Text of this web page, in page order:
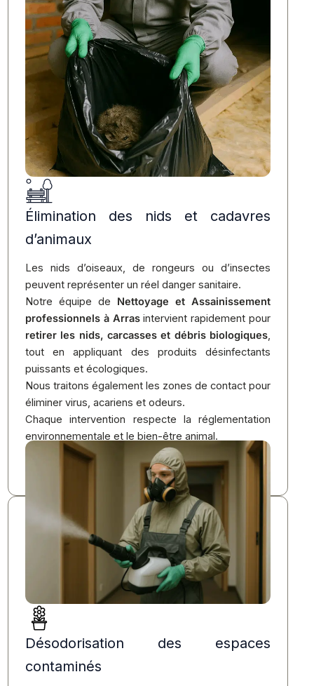
Élimination des nids et cadavres
d’animaux
Les nids d’oiseaux, de rongeurs ou d’insectes
peuvent représenter un réel danger sanitaire.
Notre équipe de Nettoyage et Assainissement
professionnels à Arrasintervient rapidement pour
retirer les nids, carcasses et débris biologiques,
tout en appliquant des produits désinfectants
puissants et écologiques.
Nous traitons également les zones de contact pour
éliminer virus, acariens et odeurs.
Chaque intervention respecte la réglementation
environnementale et le bien-être animal.
Vous retrouvez un environnement
propre,
sécurisé et sans risque de contamination
Désodorisation des espaces
contaminés